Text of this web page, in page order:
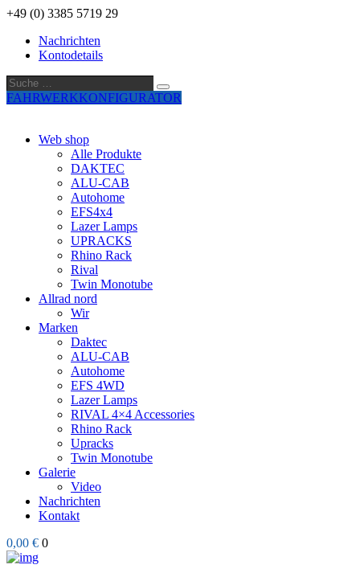
+49 (0) 3385 5719 29
Nachrichten
Kontodetails
Suche
…
Suche
FAHRWERKKONFIGURATOR
Web shop
Alle Produkte
DAKTEC
ALU-CAB
Autohome
EFS4x4
Lazer Lamps
UPRACKS
Rhino Rack
Rival
Twin Monotube
Allrad nord
Wir
Marken
Daktec
ALU-CAB
Autohome
EFS 4WD
Lazer Lamps
RIVAL 4×4 Accessories
Rhino Rack
Upracks
Twin Monotube
Galerie
Video
Nachrichten
Kontakt
0,00 € 0